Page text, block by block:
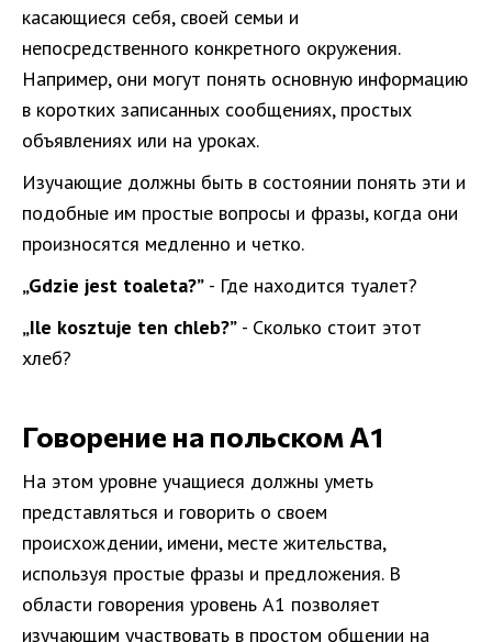
касающиеся себя, своей семьи и
непосредственного конкретного окружения.
Например, они могут понять основную информацию
в коротких записанных сообщениях, простых
объявлениях или на уроках.
Изучающие должны быть в состоянии понять эти и
подобные им простые вопросы и фразы, когда они
произносятся медленно и четко.
„Gdzie jest toaleta?” - Где находится туалет?
„Ile kosztuje ten chleb?” - Сколько стоит этот
хлеб?
Говорение на польском A1
На этом уровне учащиеся должны уметь
представляться и говорить о своем
происхождении, имени, месте жительства,
используя простые фразы и предложения. В
области говорения уровень A1 позволяет
изучающим участвовать в простом общении на